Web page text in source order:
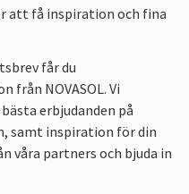
att få inspiration och fina
får du
från NOVASOL. Vi
erbjudanden på
samt inspiration för din
våra partners och bjuda in